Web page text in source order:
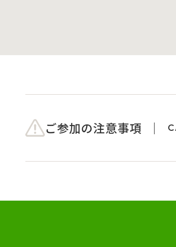
ご参加の注意事項